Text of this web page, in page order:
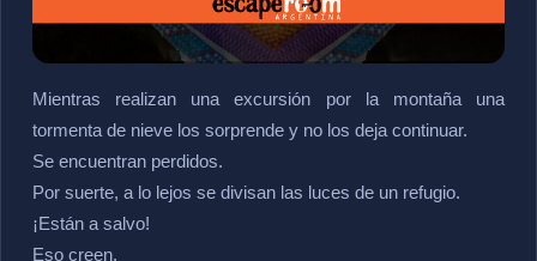
Mientras realizan una excursión por la montaña una
tormenta de nieve los sorprende y no los deja continuar.
Se encuentran perdidos.
Por suerte, a lo lejos se divisan las luces de un refugio.
¡Están a salvo!
Eso creen.